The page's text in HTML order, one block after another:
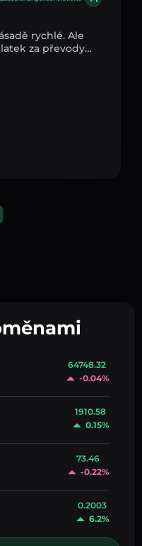
rychlé. Ale
za převody…
64748.32
-0.04%
1910.58
0.15%
73.46
-0.22%
0.2003
6.2%